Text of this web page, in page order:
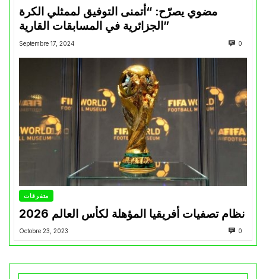
مضوي يصرّح: “أتمنى التوفيق لممثلي الكرة
الجزائرية في المسابقات القارية”
Septembre 17, 2024 0
متفرقات
نظام تصفيات أفريقيا المؤهلة لكأس العالم 2026
Octobre 23, 2023 0